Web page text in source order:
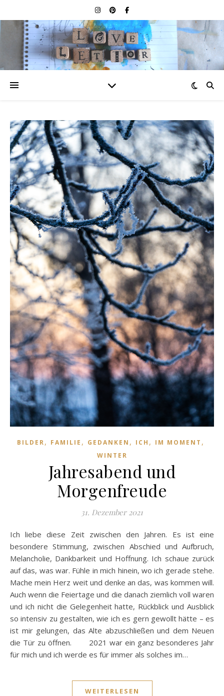
BILDER, FAMILIE , GEDANKEN , ICH , IM MOMENT ,
WINTER
Jahresabend und
Morgenfreude
31. Dezember 2021
Ich liebe diese Zeit zwischen den Jahren. Es ist eine
besondere Stimmung, zwischen Abschied und Aufbruch,
Melancholie, Dankbarkeit und Hoffnung. Ich schaue zurück
auf das, was war. Fühle in mich hinein, wo ich gerade stehe.
Mache mein Herz weit und denke an das, was kommen will.
Auch wenn die Feiertage und die danach ziemlich voll waren
und ich nicht die Gelegenheit hatte, Rückblick und Ausblick
so intensiv zu gestalten, wie ich es gern gewollt hätte – es
ist mir gelungen, das Alte abzuschließen und dem Neuen
die Tür zu öffnen. 2021 war ein ganz besonderes Jahr
für mich und ich werde es für immer als solches im…
WEITERLESEN